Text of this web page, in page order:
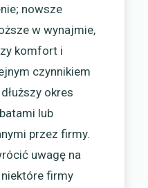
nowsze
w wynajmie,
komfort i
czynnikiem
okres
lub
przez firmy.
uwagę na
firmy